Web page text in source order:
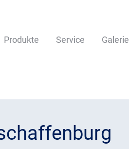
Produkte Service Galerie